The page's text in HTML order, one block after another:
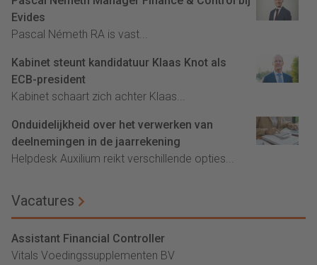
Evides
Pascal Németh RA is vast...
Kabinet steunt kandidatuur Klaas Knot als
ECB-president
Kabinet schaart zich achter Klaas...
Onduidelijkheid over het verwerken van
deelnemingen in de jaarrekening
Helpdesk Auxilium reikt verschillende opties...
Vacatures
Assistant Financial Controller
Vitals Voedingssupplementen BV